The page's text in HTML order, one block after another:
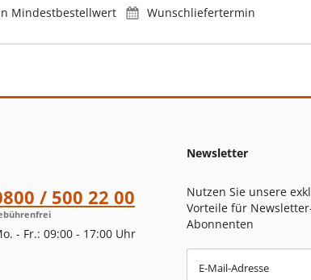
Mindestbestellwert Wunschliefertermin
/ 500 22 00
- Fr.: 09:00 - 17:00 Uhr
Newsletter
Nutzen Sie unsere
Vorteile für
Abonnenten
E-Mail-Adresse